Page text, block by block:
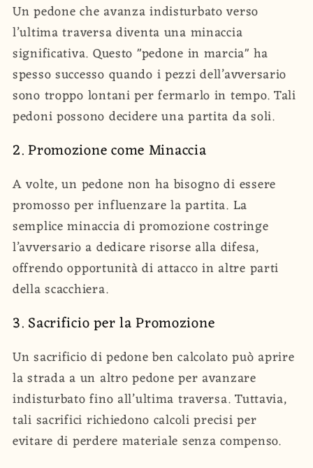
Un pedone che avanza indisturbato verso
l’ultima traversa diventa una minaccia
significativa. Questo "pedone in marcia" ha
spesso successo quando i pezzi dell’avversario
sono troppo lontani per fermarlo in tempo. Tali
pedoni possono decidere una partita da soli.
2. Promozione come Minaccia
A volte, un pedone non ha bisogno di essere
promosso per influenzare la partita. La
semplice minaccia di promozione costringe
l’avversario a dedicare risorse alla difesa,
offrendo opportunità di attacco in altre parti
della scacchiera.
3. Sacrificio per la Promozione
Un sacrificio di pedone ben calcolato può aprire
la strada a un altro pedone per avanzare
indisturbato fino all’ultima traversa. Tuttavia,
tali sacrifici richiedono calcoli precisi per
evitare di perdere materiale senza compenso.